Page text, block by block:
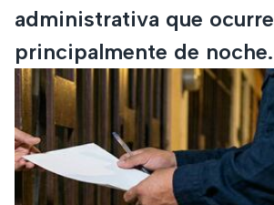
administrativa que ocurre
principalmente de noche.